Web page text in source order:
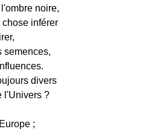
noire,
inférer
semences,
divers
l'Univers ?
;